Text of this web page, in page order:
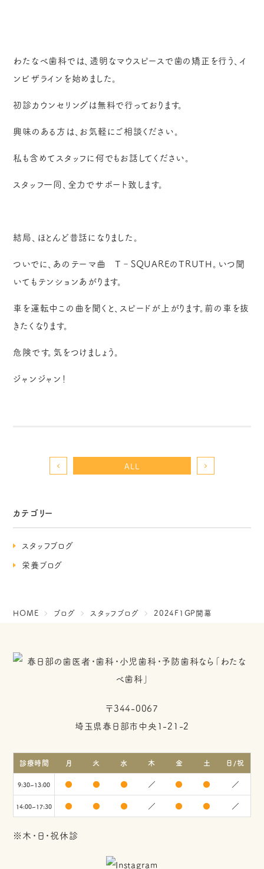
カテゴリー
スタッフブログ
栄養ブログ
わたなべ歯科では、透明なマウスピースで歯の矯正を行う、イ
ンビザラインを始めました。
初診カウンセリングは無料で行っております。
興味のある方は、お気軽にご相談ください。
私も含めてスタッフに何でもお話してください。
スタッフ一同、全力でサポート致します。
結局、ほとんど昔話になりました。
ついでに、あのテーマ曲 T‐SQUAREのTRUTH。いつ聞
いてもテンションあがります。
車を運転中この曲を聞くと、スピードが上がります。前の車を抜
きたくなります。
危険です。気をつけましょう。
ジャンジャン！
ALL
HOME ブログ スタッフブログ 2024F1GP開幕
〒344-0067
埼玉県春日部市中央1-21-2
診療時間 月 火 水 木 金 土 日/祝
9:30~13:00 ● ● ● ／ ● ● ／
14:00~17:30 ● ● ● ／ ● ● ／
※木・日・祝休診